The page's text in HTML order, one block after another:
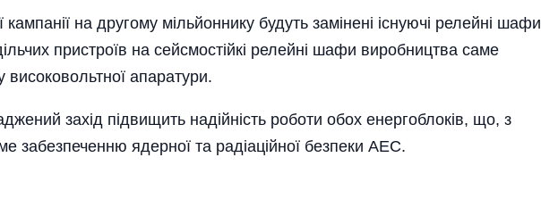
на другому мільйоннику будуть замінені існуючі релейні шафи
пристроїв на сейсмостійкі релейні шафи виробництва саме
високовольтної апаратури.
захід підвищить надійність роботи обох енергоблоків, що, з
забезпеченню ядерної та радіаційної безпеки АЕС.